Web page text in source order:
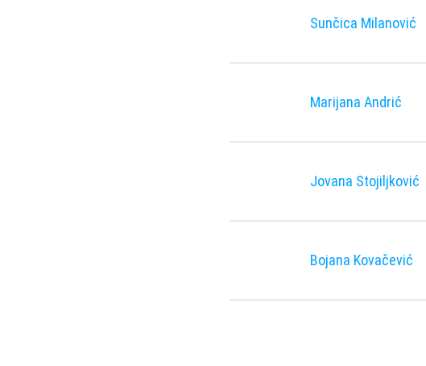
Sunčica Milanović
Marijana Andrić
Jovana Stojiljković
Bojana Kovačević